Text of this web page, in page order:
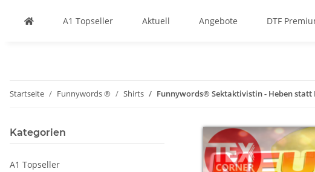
A1 Topseller Aktuell Angebote DTF
Startseite Funnywords ® Shirts Funnywords® Sektaktivistin - Heben statt
Kategorien
A1 Topseller